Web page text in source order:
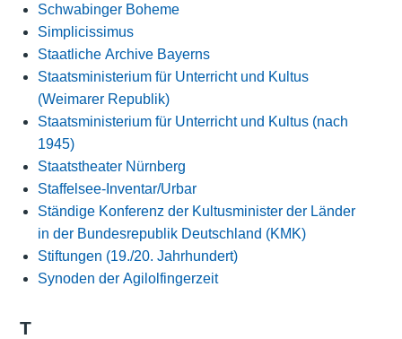
Schwabinger Boheme
Simplicissimus
Staatliche Archive Bayerns
Staatsministerium für Unterricht und Kultus
(Weimarer Republik)
Staatsministerium für Unterricht und Kultus (nach
1945)
Staatstheater Nürnberg
Staffelsee-Inventar/Urbar
Ständige Konferenz der Kultusminister der Länder
in der Bundesrepublik Deutschland (KMK)
Stiftungen (19./20. Jahrhundert)
Synoden der Agilolfingerzeit
T